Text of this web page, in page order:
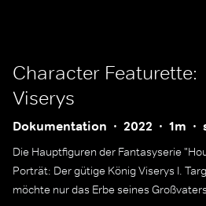
Character Featurette:
Viserys
Dokumentation 2022 1m
Die Hauptfiguren der Fantasyserie
Porträt: Der gütige König Viserys I.
möchte nur das Erbe seines